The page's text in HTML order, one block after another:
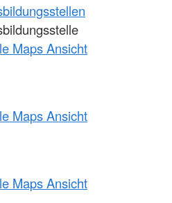
Maps Ansicht
Maps Ansicht
Maps Ansicht